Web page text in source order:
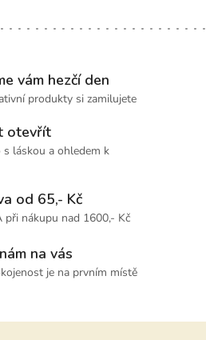
vám hezčí den
produkty si zamilujete
otevřít
s láskou a ohledem k
od 65,- Kč
při nákupu nad 1600,- Kč
na vás
je na prvním místě